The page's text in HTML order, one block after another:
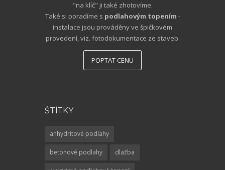
"na klíč" ji také zhotovíme.
Také si poradíme s podlahovým topením -
instalace jsou prováděny ve špičkovém
provedení, viz. fotodokumentace ze staveb.
POPTAT CENU
ŠTÍTKY
anhydritové podlahy
betonové podlahy dlažba